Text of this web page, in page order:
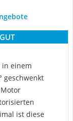
in einem
geschwenkt
ist diese